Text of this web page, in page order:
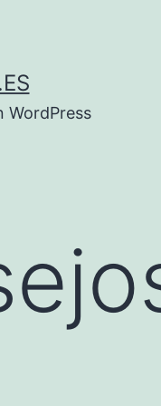
WordPress